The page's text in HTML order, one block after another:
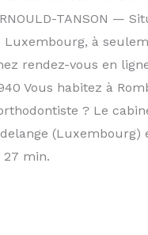
TANSON —
Luxembourg, à
rendez-vous en
Vous habitez à
? Le
(Luxembourg)
27 min.